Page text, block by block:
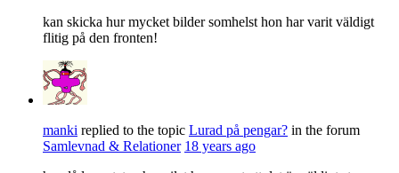
kan skicka hur mycket bilder somhelst hon har varit väldigt
flitig på den fronten!
manki replied to the topic Lurad på pengar? in the forum
Samlevnad & Relationer 18 years ago